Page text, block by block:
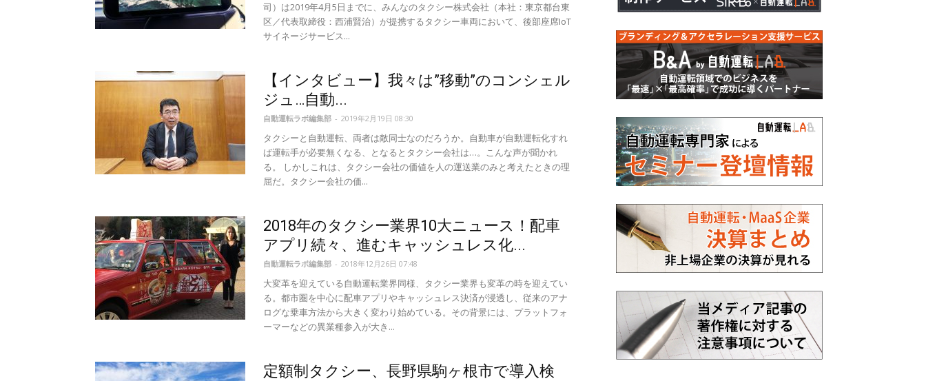
司）は2019年4月5日までに、みんなのタクシー株式会社（本社：東京都台東
区／代表取締役：西浦賢治）が提携するタクシー車両において、後部座席IoT
サイネージサービス...
【インタビュー】我々は”移動”のコンシェル
ジュ…自動...
自動運転ラボ編集部 - 2019年2月19日 08:30
タクシーと自動運転、両者は敵同士なのだろうか。自動車が自動運転化すれ
ば運転手が必要無くなる、となるとタクシー会社は…。こんな声が聞かれ
る。 しかしこれは、タクシー会社の価値を人の運送業のみと考えたときの理
屈だ。タクシー会社の価...
2018年のタクシー業界10大ニュース！配車
アプリ続々、進むキャッシュレス化...
自動運転ラボ編集部 - 2018年12月26日 07:48
大変革を迎えている自動運転業界同様、タクシー業界も変革の時を迎えてい
る。都市圏を中心に配車アプリやキャッシュレス決済が浸透し、従来のアナ
ログな乗車方法から大きく変わり始めている。その背景には、プラットフォ
ーマーなどの異業種参入が大き...
定額制タクシー、長野県駒ヶ根市で導入検